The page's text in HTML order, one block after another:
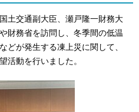
土交通副大臣、瀬戸隆一財務大
財務省を訪問し、冬季間の低温
どが発生する凍上災に関して、
活動を行いました。